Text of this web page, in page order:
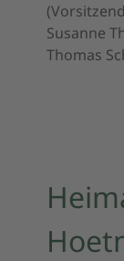
Susanne
Thomas